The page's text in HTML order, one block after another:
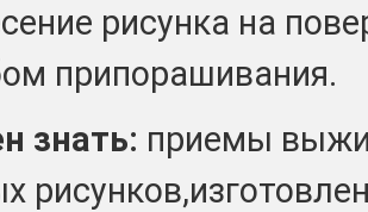
рисунка на
припорашивания.
знать: приемы